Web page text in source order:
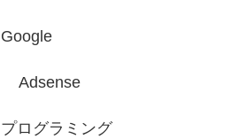
Google
Adsense
プログラミング